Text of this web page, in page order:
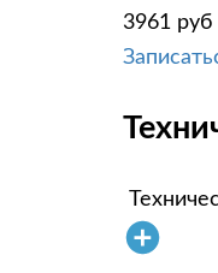
3961 руб